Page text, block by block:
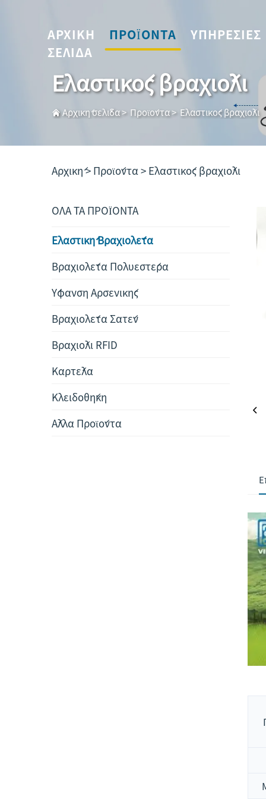
ΑΡΧΙΚΉ
ΣΕΛΊΔΑ
ΠΡΟΪΌΝΤΑ ΥΠΗΡΕΣΊΕΣ
Ελαστικός βραχιόλι
Αρχική σελίδα> Προϊόντα> Ελαστικός βραχιόλι
Αρχική > Προϊόντα> Ελαστικός βραχιόλι
ΟΛΑ ΤΑ ΠΡΟΪΟΝΤΑ
Ελαστική Βραχιολέτα
Βραχιολέτα Πολυεστέρα
Ύφανση Αρσενικής
Βραχιολέτα Σατέν
Βραχιόλι RFID
Καρτέλα
Κλειδοθήκη
Άλλα Προϊόντα